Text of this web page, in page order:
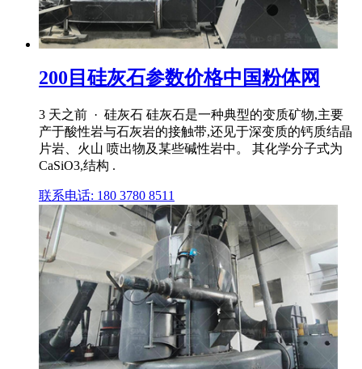
200目硅灰石参数价格中国粉体网
3 天之前 · 硅灰石 硅灰石是一种典型的变质矿物,主要
产于酸性岩与石灰岩的接触带,还见于深变质的钙质结晶
片岩、火山 喷出物及某些碱性岩中。 其化学分子式为
CaSiO3,结构 .
联系电话: 180 3780 8511